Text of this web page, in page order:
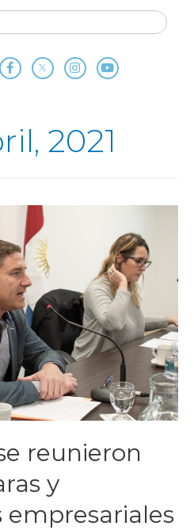
2021
reunieron
y
empresariales